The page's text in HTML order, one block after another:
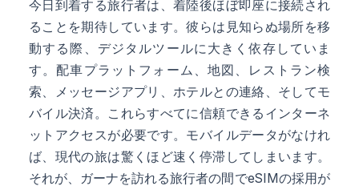
今日到着する旅行者は、着陸後ほぼ即座に接続され
ることを期待しています。彼らは見知らぬ場所を移
動する際、デジタルツールに大きく依存していま
す。配車プラットフォーム、地図、レストラン検
索、メッセージアプリ、ホテルとの連絡、そしてモ
バイル決済。これらすべてに信頼できるインターネ
ットアクセスが必要です。モバイルデータがなけれ
ば、現代の旅は驚くほど速く停滞してしまいます。
それが、ガーナを訪れる旅行者の間でeSIMの採用が